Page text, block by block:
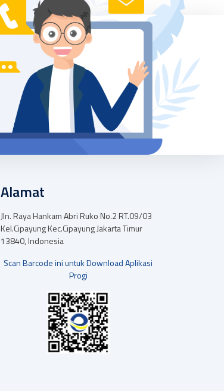
Alamat
Jln. Raya Hankam Abri Ruko No.2 RT.09/03
Kel.Cipayung Kec.Cipayung Jakarta Timur
13840, Indonesia
Scan Barcode ini untuk Download Aplikasi
Progi